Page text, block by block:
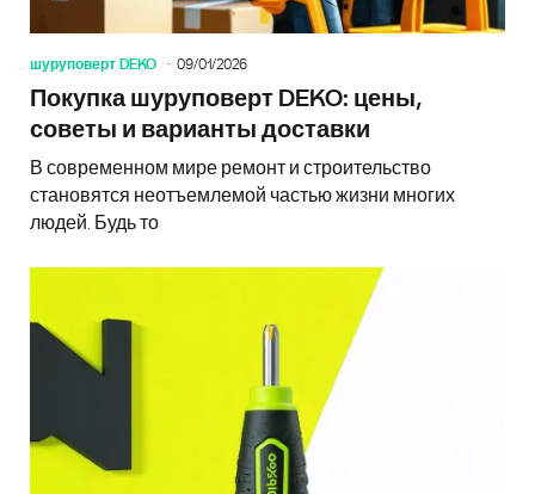
шуруповерт DEKO 09/01/2026
Покупка шуруповерт DEKO: цены,
советы и варианты доставки
В современном мире ремонт и строительство
становятся неотъемлемой частью жизни многих
людей. Будь то